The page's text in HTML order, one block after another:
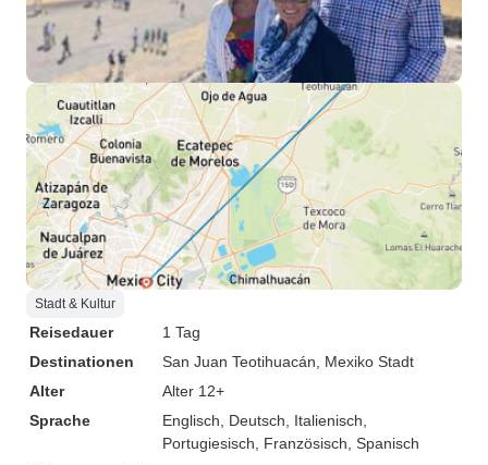
Stadt & Kultur
Reisedauer
1 Tag
Destinationen
San Juan Teotihuacán , Mexiko Stadt
Alter
Alter 12+
Sprache
Englisch, Deutsch, Italienisch,
Portugiesisch, Französisch, Spanisch